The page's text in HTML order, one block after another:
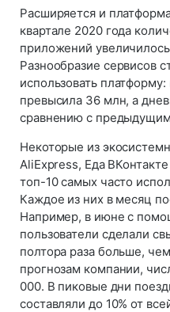
Расширяется и
квартале 2020 года
приложений
Разнообразие сервисов
использовать
превысила 36 млн, а
сравнению с
Некоторые из
AliExpress, Еда
топ-10 самых часто
Каждое из них в месяц
Например, в июне с
пользователи сделали
полтора раза больше,
прогнозам компании,
000. В пиковые дни
составляли до 10% от